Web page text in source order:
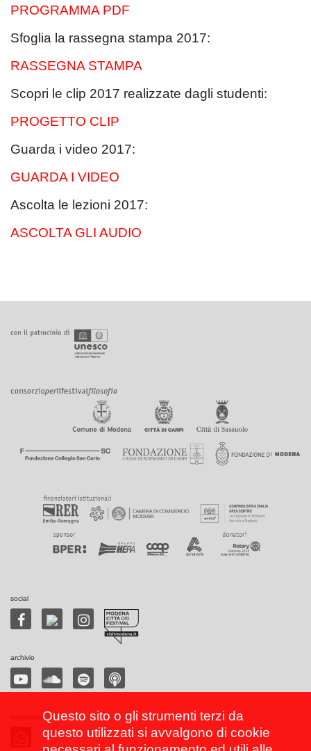
PROGRAMMA PDF
Sfoglia la rassegna stampa 2017:
RASSEGNA STAMPA
Scopri le clip 2017 realizzate dagli studenti:
PROGETTO CLIP
Guarda i video 2017:
GUARDA I VIDEO
Ascolta le lezioni 2017:
ASCOLTA GLI AUDIO
social
archivio
Questo sito o gli strumenti terzi da
questo utilizzati si avvalgono di cookie